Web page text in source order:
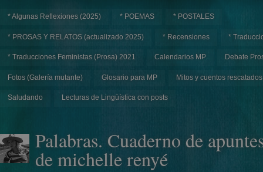
* Algunas Reflexiones (2025) * POEMAS * POSTALES
* PROSAS Y RELATOS (actualizado 2025) * Recensiones *
* Traducciones Feministas (Prosa) 2021 Calendarios MP Debate
Fotos (Galería mutante) Glosario para MP Mitos y cuentos rescatados
Saludando Lecturas de Lingüística con posts
Palabras. Cuaderno de
de michelle renyé